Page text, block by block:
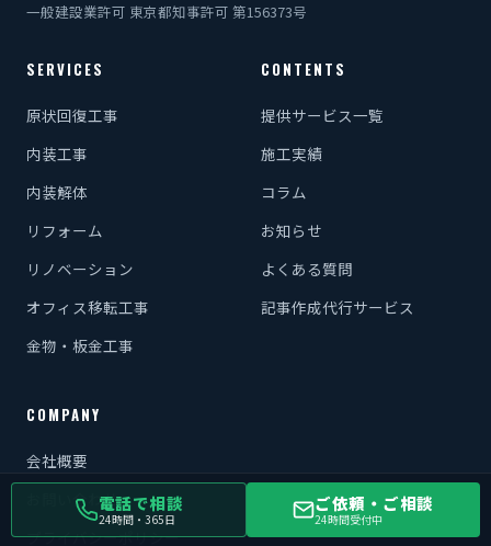
一般建設業許可 東京都知事許可 第156373号
SERVICES
原状回復工事
内装工事
内装解体
リフォーム
リノベーション
オフィス移転工事
金物・板金工事
CONTENTS
提供サービス一覧
施工実績
コラム
お知らせ
よくある質問
記事作成代行サービス
COMPANY
会社概要
お問い合わせ
プライバシーポリシー
電話で相談
24時間・365日
ご依頼・ご相談
24時間受付中